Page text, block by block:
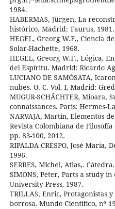
1984.
HABERMAS, Jürgen, La
histórico, Madrid: Taurus, 1981.
HEGEL, Greorg W.F., Ciencia
Solar-Hachette, 1968.
HEGEL, Greorg W.F., Lógica.
del Espíritu. Madrid: Ricardo
LUCIANO DE SAMÓSATA,
nubes. O. C. Vol. I, Madrid:
MUGUR-SCHÄCHTER, Mioara,
connaissances. Paris: Hermes-
NARVAJA, Martín, Elementos
Revista Colombiana de
pp. 83-100, 2012.
RIPALDA CRESPO, José
1996.
SERRES, Michel, Atlas,.
SIMONS, Peter, Parts a study
University Press, 1987.
TRILLAS, Enric, Protagonistas
borrosa. Mundo Científico, nº